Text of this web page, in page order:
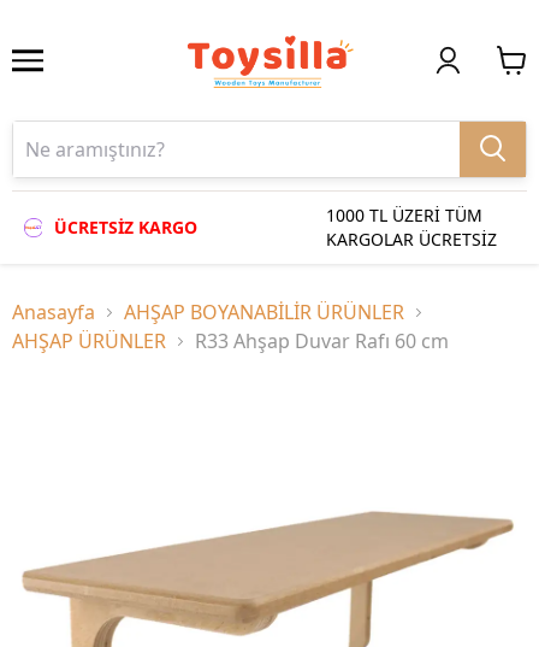
ÜCRETSİZ KARGO
1000 TL ÜZERİ TÜM
KARGOLAR ÜCRETSİZ
Anasayfa
AHŞAP BOYANABİLİR ÜRÜNLER
AHŞAP ÜRÜNLER
R33 Ahşap Duvar Rafı 60 cm